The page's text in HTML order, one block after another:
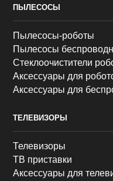
ПЫЛЕСОСЫ
Пылесосы-роботы
Пылесосы
Стеклоочистители
Аксессуары для
Аксессуары для
ТЕЛЕВИЗОРЫ
Телевизоры
ТВ приставки
Аксессуары для